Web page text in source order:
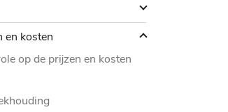
en kosten
en kosten
op de prijzen en kosten